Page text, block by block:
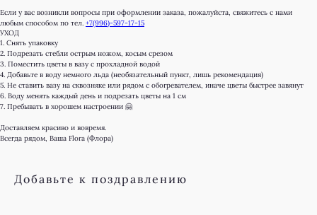
Если у вас возникли вопросы при оформлении заказа, пожалуйста, свяжитесь с нами
любым способом по тел. +7(996)-597-17-15
УХОД
1. Снять упаковку
2. Подрезать стебли острым ножом, косым срезом
3. Поместить цветы в вазу с прохладной водой
4. Добавьте в воду немного льда (необязательный пункт, лишь рекомендация)
5. Не ставить вазу на сквозняке или рядом с обогревателем, иначе цветы быстрее завянут
6. Воду менять каждый день и подрезать цветы на 1 см
7. Пребывать в хорошем настроении 🤗
Доставляем красиво и вовремя.
Всегда рядом, Ваша Flora (Флора)
Добавьте к поздравлению
Онлайн витрина
Монобукеты
Розы
Авторские букеты
Доставка и оплата
Преимущества
Отзывы
О КОМПАНИИ
О нас
totubadalov@mail.ru
РЕКВИЗИТЫ